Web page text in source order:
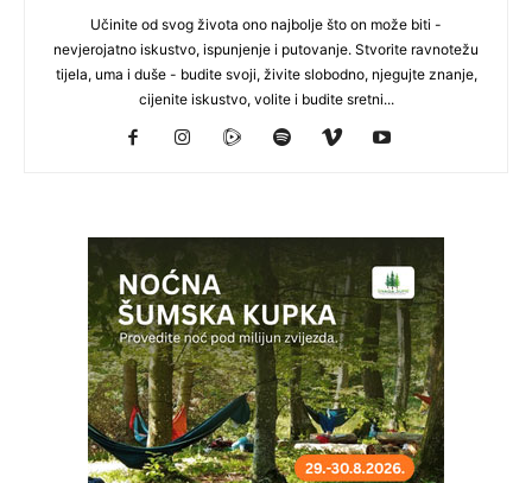
Učinite od svog života ono najbolje što on može biti -
nevjerojatno iskustvo, ispunjenje i putovanje. Stvorite ravnotežu
tijela, uma i duše - budite svoji, živite slobodno, njegujte znanje,
cijenite iskustvo, volite i budite sretni...